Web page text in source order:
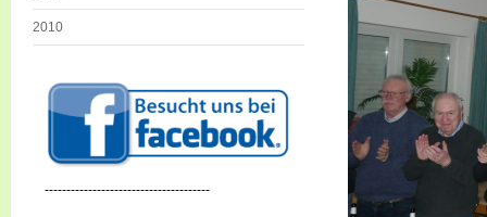
2010
--------------------------------------